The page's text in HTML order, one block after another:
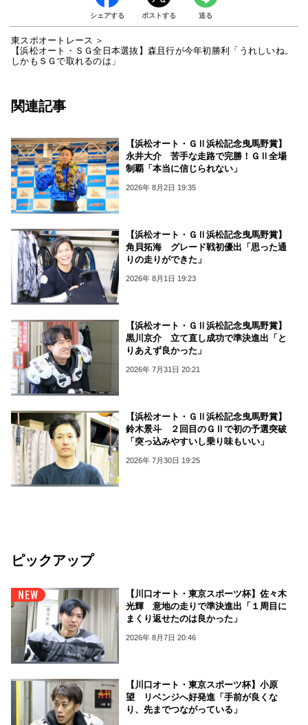
シェアする ポストする 送る
東スポオートレース
【浜松オート・ＳＧ全日本選抜】森且行が今年初勝利「うれしいね。
しかもＳＧで取れるのは」
関連記事
【浜松オート・ＧⅡ浜松記念曳馬野賞】
永井大介 苦手な走路で完勝！ＧⅡ全場
制覇「本当に信じられない」
2026年 8月2日 19:35
【浜松オート・ＧⅡ浜松記念曳馬野賞】
角貝拓海 グレード戦初優出「思った通
りの走りができた」
2026年 8月1日 19:23
【浜松オート・ＧⅡ浜松記念曳馬野賞】
黒川京介 立て直し成功で準決進出「と
りあえず良かった」
2026年 7月31日 20:21
【浜松オート・ＧⅡ浜松記念曳馬野賞】
鈴木景斗 ２回目のＧⅡで初の予選突破
「突っ込みやすいし乗り味もいい」
2026年 7月30日 19:25
ピックアップ
【川口オート・東京スポーツ杯】佐々木
光輝 意地の走りで準決進出「１周目に
まくり返せたのは良かった」
2026年 8月7日 20:46
【川口オート・東京スポーツ杯】小原
望 リベンジへ好発進「手前が良くな
り、先までつながっている」